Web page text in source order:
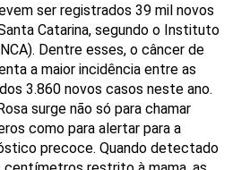
ser registrados 39 mil novos
Catarina, segundo o Instituto
Dentre esses, o câncer de
a maior incidência entre as
3.860 novos casos neste ano.
surge não só para chamar
como para alertar para a
precoce. Quando detectado